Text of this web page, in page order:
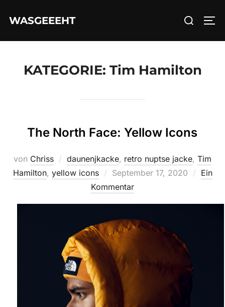
InhaltWASGEEEHT
Suchen
KATEGORIE: Tim Hamilton
The North Face: Yellow Icons
von Chriss daunenjkacke, retro nuptse jacke, Tim
Hamilton, yellow icons
Veröffentlicht
am
September 17, 2020
Ein
Kommentar